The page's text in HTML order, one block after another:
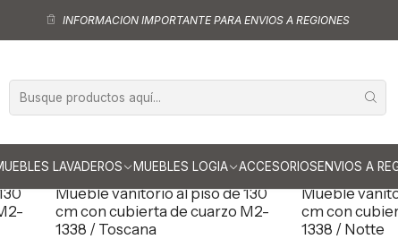
LAVADEROS MUEBLES LOGIA ACCESORIOSENVIOS A
INFORMACION IMPORTANTE PARA ENVIOS A REGIONES
al piso Muebles vanitorios al piso simple de cuarzo Muebles
al piso simple de
M2-1338|vcmobiliarios
Mueble vanitorio al piso de 130
cm con cubierta de cuarzo M2-
1338 / Toscana
M2-1338|
Mueble
cm con
1338 / Notte